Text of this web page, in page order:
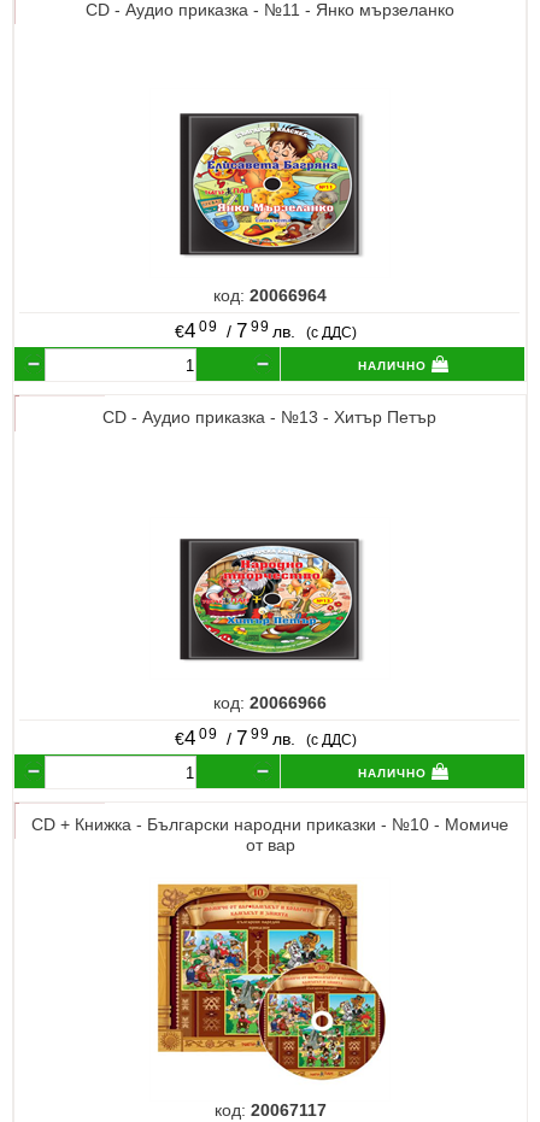
CD - Аудио приказка - №11 - Янко мързеланко
код: 20066964
€4 09 / 7 99 лв. (с ДДС)
налично
CD - Аудио приказка - №13 - Хитър Петър
код: 20066966
€4 09 / 7 99 лв. (с ДДС)
налично
CD + Книжка - Български народни приказки - №10 - Момиче
от вар
код: 20067117